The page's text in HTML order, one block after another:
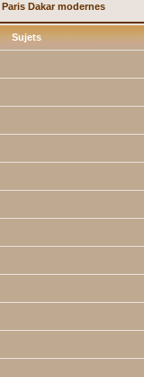
Paris Dakar modernes
Sujets